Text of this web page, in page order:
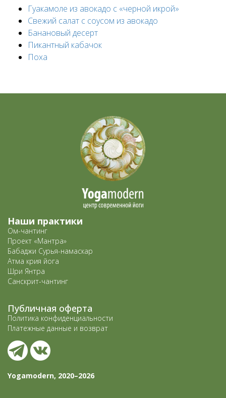
Гуакамоле из авокадо с «черной икрой»
Свежий салат с соусом из авокадо
Банановый десерт
Пикантный кабачок
Поха
Наши практики
Ом-чантинг
Проект «Мантра»
Бабаджи Сурья-намаскар
Атма крия йога
Шри Янтра
Санскрит-чантинг
Публичная оферта
Политика конфиденциальности
Платежные данные и возврат
Yogamodern, 2020–2026